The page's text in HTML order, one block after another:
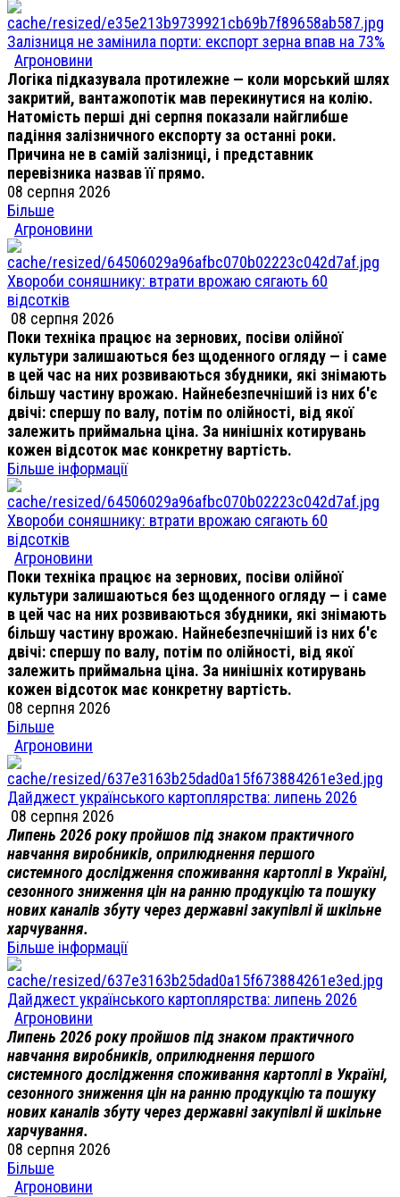
Залізниця не замінила порти: експорт зерна впав на 73%
Агроновини
Логіка підказувала протилежне — коли морський шлях
закритий, вантажопотік мав перекинутися на колію.
Натомість перші дні серпня показали найглибше
падіння залізничного експорту за останні роки.
Причина не в самій залізниці, і представник
перевізника назвав її прямо.
08 серпня 2026
Більше
Агроновини
Хвороби соняшнику: втрати врожаю сягають 60
відсотків
08 серпня 2026
Поки техніка працює на зернових, посіви олійної
культури залишаються без щоденного огляду — і саме
в цей час на них розвиваються збудники, які знімають
більшу частину врожаю. Найнебезпечніший із них б'є
двічі: спершу по валу, потім по олійності, від якої
залежить приймальна ціна. За нинішніх котирувань
кожен відсоток має конкретну вартість.
Більше інформації
Хвороби соняшнику: втрати врожаю сягають 60
відсотків
Агроновини
Поки техніка працює на зернових, посіви олійної
культури залишаються без щоденного огляду — і саме
в цей час на них розвиваються збудники, які знімають
більшу частину врожаю. Найнебезпечніший із них б'є
двічі: спершу по валу, потім по олійності, від якої
залежить приймальна ціна. За нинішніх котирувань
кожен відсоток має конкретну вартість.
08 серпня 2026
Більше
Агроновини
Дайджест українського картоплярства: липень 2026
08 серпня 2026
Липень 2026 року пройшов під знаком практичного
навчання виробників, оприлюднення першого
системного дослідження споживання картоплі в Україні,
сезонного зниження цін на ранню продукцію та пошуку
нових каналів збуту через державні закупівлі й шкільне
харчування.
Більше інформації
Дайджест українського картоплярства: липень 2026
Агроновини
Липень 2026 року пройшов під знаком практичного
навчання виробників, оприлюднення першого
системного дослідження споживання картоплі в Україні,
сезонного зниження цін на ранню продукцію та пошуку
нових каналів збуту через державні закупівлі й шкільне
харчування.
08 серпня 2026
Більше
Агроновини